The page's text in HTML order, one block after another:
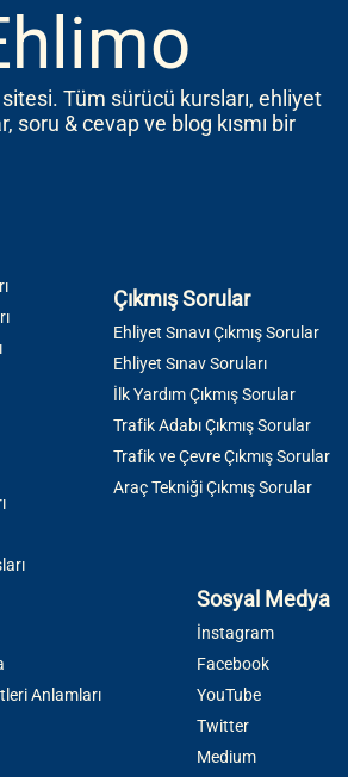
Tüm sürücü kursları, ehliyet
soru & cevap ve blog kısmı bir
Çıkmış Sorular
Ehliyet Sınavı Çıkmış Sorular
Ehliyet Sınav Soruları
İlk Yardım Çıkmış Sorular
Trafik Adabı Çıkmış Sorular
Trafik ve Çevre Çıkmış Sorular
Araç Tekniği Çıkmış Sorular
Anlamları
Sosyal Medya
İnstagram
Facebook
YouTube
Twitter
Medium